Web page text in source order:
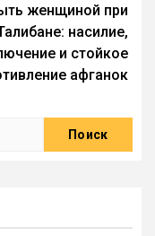
женщиной при
насилие,
и стойкое
афганок